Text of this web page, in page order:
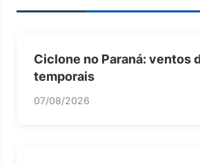
Ciclone no Paraná: ventos
temporais
07/08/2026